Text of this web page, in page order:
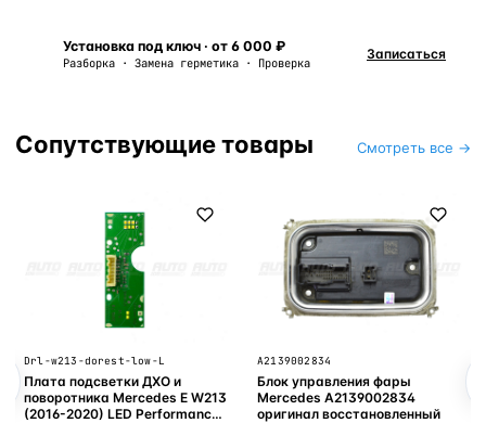
Установка под ключ · от 6 000 ₽
Разборка · Замена герметика · Проверка
Записаться
Сопутствующие товары Смотреть все →
Drl-w213-dorest-low-L
Плата подсветки ДХО и
поворотника Mercedes E W213
(2016-2020) LED Performance
A2139002834
Блок управления фары
Mercedes A2139002834
оригинал восстановленный